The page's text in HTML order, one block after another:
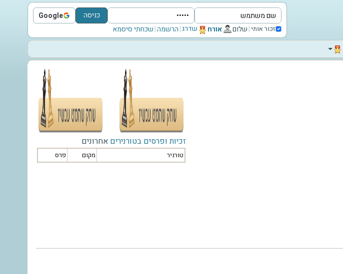
כניסה Google
Sign in with Google
זכור אותי|שלום ‫אורח‬ שדרג|הרשמה|שכחתי סיסמא
זכיות ופרסים בטורנירים אחרונים
טורניר מקום פרס